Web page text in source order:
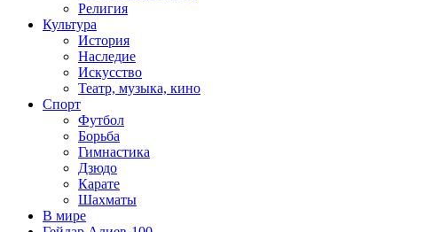
Религия
Культура
История
Наследие
Искусство
Театр, музыка, кино
Спорт
Футбол
Борьба
Гимнастика
Дзюдо
Карате
Шахматы
В мире